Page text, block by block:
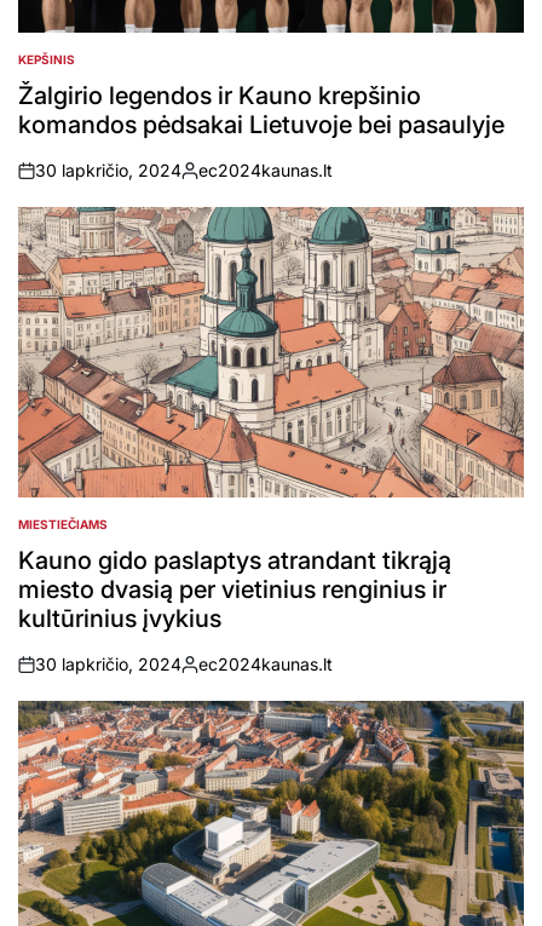
POSTED
IN
KEPŠINIS
Žalgirio legendos ir Kauno krepšinio
komandos pėdsakai Lietuvoje bei pasaulyje
on
30 lapkričio, 2024
Posted
by
ec2024kaunas.lt
POSTED
IN
MIESTIEČIAMS
Kauno gido paslaptys atrandant tikrąją
miesto dvasią per vietinius renginius ir
kultūrinius įvykius
on
30 lapkričio, 2024
Posted
by
ec2024kaunas.lt